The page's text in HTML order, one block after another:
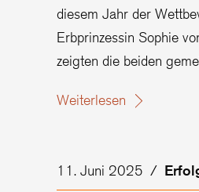
diesem Jahr der
Erbprinzessin Sophie
zeigten die beiden
Weiterlesen
11. Juni 2025 /